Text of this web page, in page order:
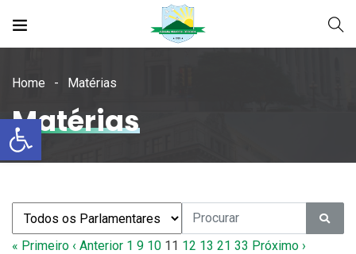
Home Matérias
Matérias
« Primeiro ‹ Anterior 1 9 10 11 12 13 21 33 Próximo ›
Open toolbar